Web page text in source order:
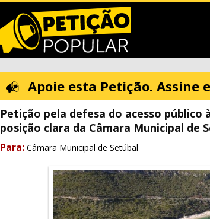
Apoie esta Petição.
Petição pela defesa do acesso
posição clara da Câmara Municipal de
Para: Câmara Municipal de Setúbal